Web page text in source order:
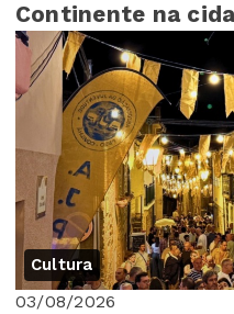
Continente na
Cultura
03/08/2026